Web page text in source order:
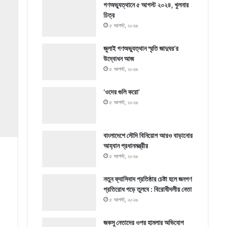
গণঅভ্যুত্থানে ৫ আগস্ট ২০২৪, খুলনার
চিত্র
৫ আগস্ট, ২০২৬
জুলাই গণঅভ্যুত্থান স্মৃতি জাদুঘর’র
উদ্বোধন আজ
৫ আগস্ট, ২০২৬
‘ওদের গুলি করো’
৫ আগস্ট, ২০২৬
বাংলাদেশে সৌদি বিনিয়োগ আরও বাড়ানোর
আহ্বান প্রধানমন্ত্রীর
৫ আগস্ট, ২০২৬
নতুন ফ্যাসিবাদ প্রতিষ্ঠার চেষ্টা হলে জনগণ
প্রতিরোধ গড়ে তুলবে : বিরোধীদলীয় নেতা
৫ আগস্ট, ২০২৬
জকসু নেতাদের ওপর হামলার অভিযোগ